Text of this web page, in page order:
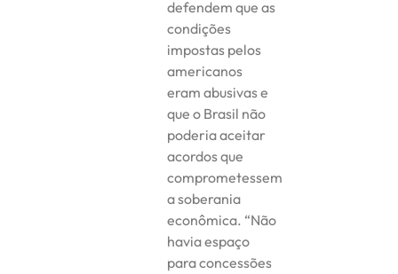
defendem que as
condições
impostas pelos
americanos
eram abusivas e
que o Brasil não
poderia aceitar
acordos que
comprometessem
a soberania
econômica. “Não
havia espaço
para concessões